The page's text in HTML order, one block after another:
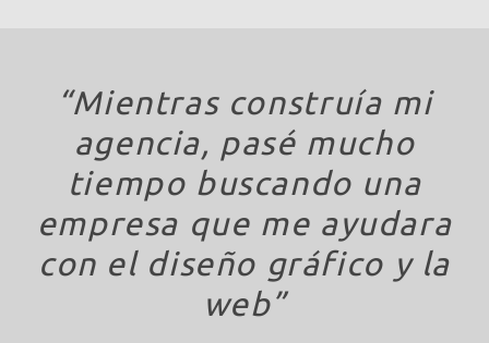
“Mientras construía mi
agencia, pasé mucho
tiempo buscando una
empresa que me ayudara
con el diseño gráfico y la
web”